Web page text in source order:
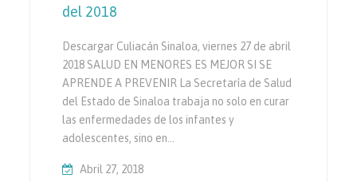
del 2018
Descargar Culiacán Sinaloa, viernes 27 de abril
2018 SALUD EN MENORES ES MEJOR SI SE
APRENDE A PREVENIR La Secretaría de Salud
del Estado de Sinaloa trabaja no solo en curar
las enfermedades de los infantes y
adolescentes, sino en…
Abril 27, 2018